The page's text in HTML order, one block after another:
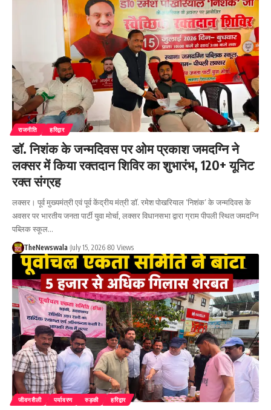
राजनीति हरिद्वार
डॉ. निशंक के जन्मदिवस पर ओम प्रकाश जमदग्नि ने
लक्सर में किया रक्तदान शिविर का शुभारंभ, 120+ यूनिट
रक्त संग्रह
लक्सर। पूर्व मुख्यमंत्री एवं पूर्व केंद्रीय मंत्री डॉ. रमेश पोखरियाल ‘निशंक’ के जन्मदिवस के
अवसर पर भारतीय जनता पार्टी युवा मोर्चा, लक्सर विधानसभा द्वारा ग्राम पीपली स्थित जमदग्नि
पब्लिक स्कूल…
TheNewswala July 15, 2026 80 Views
जीवनशैली पर्यावरण रुड़की हरिद्वार